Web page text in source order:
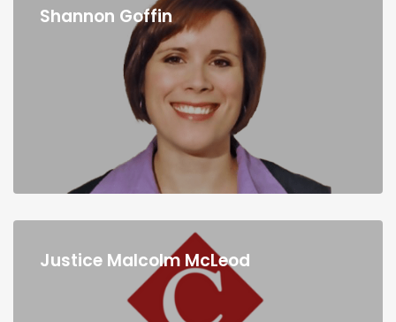
Shannon Goffin
Justice Malcolm McLeod